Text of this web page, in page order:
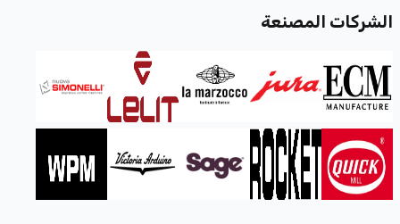
الشركات المصنعة